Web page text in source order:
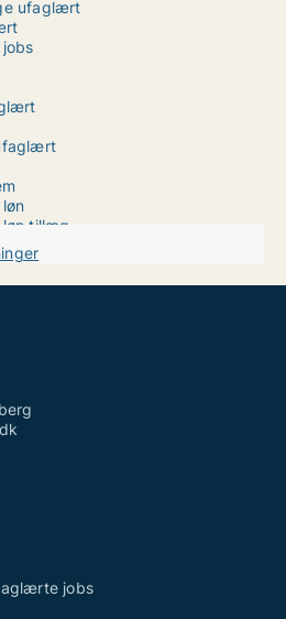
ufaglært
tillæg
jobs